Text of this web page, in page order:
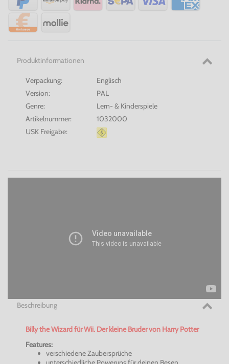
Produktinformationen
Verpackung:
Englisch
Version:
PAL
Genre:
Lern- & Kinderspiele
Artikelnummer:
1032000
USK Freigabe:
Beschreibung
Billy the Wizard für Wii. Der kleine Bruder von Harry Potter
Features:
verschiedene Zaubersprüche